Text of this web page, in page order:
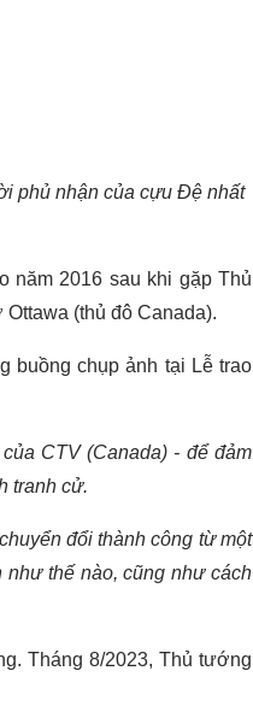
phủ nhận của cựu Đệ nhất
năm 2016 sau khi gặp Thủ
(thủ đô Canada).
buồng chụp ảnh tại Lễ trao
CTV (Canada) - để đảm
tranh cử.
đổi thành công từ một
thế nào, cũng như cách
Tháng 8/2023, Thủ tướng